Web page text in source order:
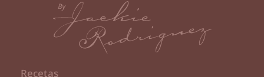
Recetas